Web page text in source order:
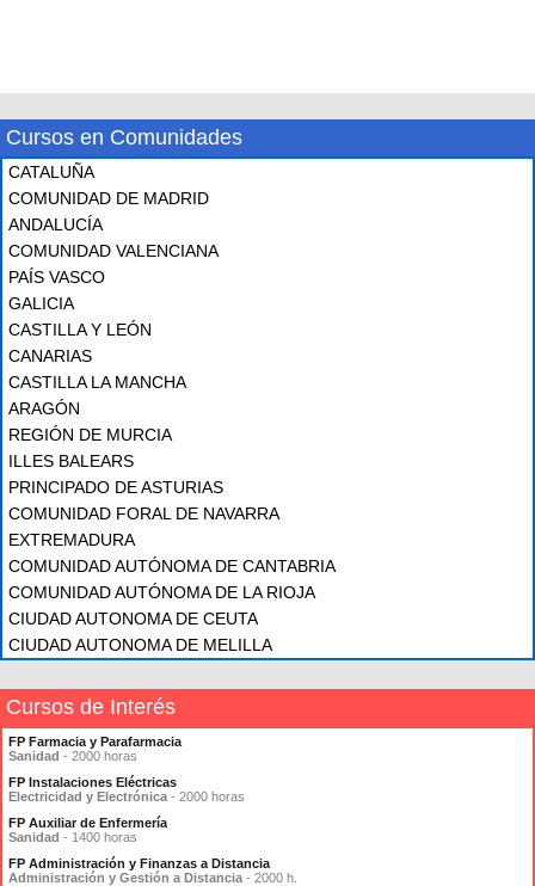
Cursos en Comunidades
CATALUÑA
COMUNIDAD DE MADRID
ANDALUCÍA
COMUNIDAD VALENCIANA
PAÍS VASCO
GALICIA
CASTILLA Y LEÓN
CANARIAS
CASTILLA LA MANCHA
ARAGÓN
REGIÓN DE MURCIA
ILLES BALEARS
PRINCIPADO DE ASTURIAS
COMUNIDAD FORAL DE NAVARRA
EXTREMADURA
COMUNIDAD AUTÓNOMA DE CANTABRIA
COMUNIDAD AUTÓNOMA DE LA RIOJA
CIUDAD AUTONOMA DE CEUTA
CIUDAD AUTONOMA DE MELILLA
Cursos de Interés
FP Farmacia y Parafarmacia
Sanidad - 2000 horas
FP Instalaciones Eléctricas
Electricidad y Electrónica - 2000 horas
FP Auxiliar de Enfermería
Sanidad - 1400 horas
FP Administración y Finanzas a Distancia
Administración y Gestión a Distancia - 2000 h.